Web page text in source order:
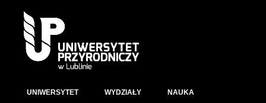
UNIWERSYTET WYDZIAŁY
NAUKA